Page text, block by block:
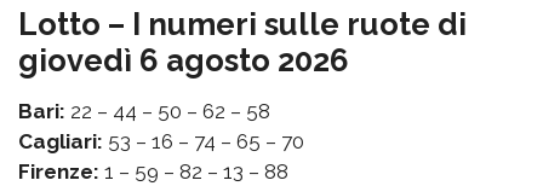
Lotto – I numeri sulle ruote di
giovedì 6 agosto 2026
Bari: 22 – 44 – 50 – 62 – 58
Cagliari: 53 – 16 – 74 – 65 – 70
Firenze: 1 – 59 – 82 – 13 – 88